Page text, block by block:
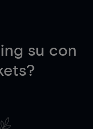
su con